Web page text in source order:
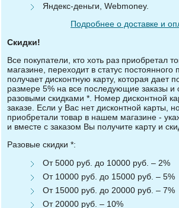
Яндекс-деньги, Webmoney.
Подробнее о доставке и
Скидки!
Все покупатели, кто хоть раз приобретал
магазине, переходит в статус постоянного
получает дисконтную карту, которая дает
размере 5% на все последующие заказы и
разовыми скидками *. Номер дисконтной
заказе. Если у Вас нет дисконтной карты,
приобретали товар в нашем магазине -
и вместе с заказом Вы получите карту и
Разовые скидки *:
От 5000 руб. до 10000 руб. – 2%
От 10000 руб. до 15000 руб. – 5%
От 15000 руб. до 20000 руб. – 7%
От 20000 руб. – 10%